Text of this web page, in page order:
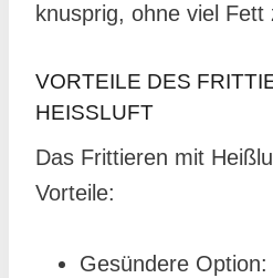
knusprig, ohne viel Fett
VORTEILE DES
HEISSLUFT
Das Frittieren mit
Vorteile:
Gesündere